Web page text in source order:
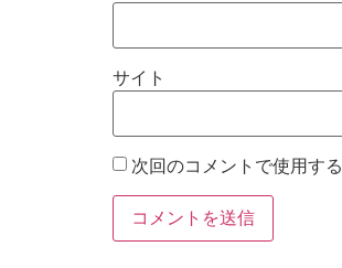
サイト
次回のコメントで使用す